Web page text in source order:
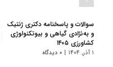
سوالات و پاسخنامه دکتری ژنتیک
و به‌نژادی گیاهی و بیوتکنولوژی
کشاورزی ۱۴۰۵
۱ آذر, ۱۴۰۴ | ۰ دیدگاه